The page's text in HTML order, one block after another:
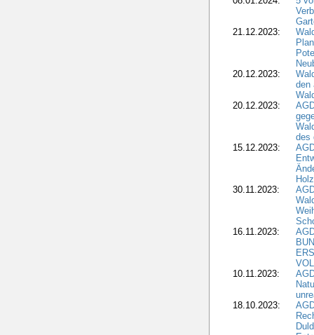
21.12.2023:
20.12.2023:
den
20.12.2023:
des
15.12.2023:
30.11.2023:
16.11.2023:
10.11.2023:
18.10.2023: